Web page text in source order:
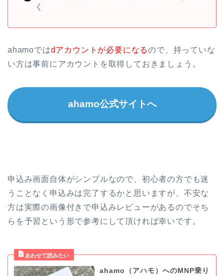
く
ahamoではdアカウントが必要になるので、持っていな
い方は事前にアカウントを取得しておきましょう。
ahamo公式サイトへ
申込み画面自体がシンプルなので、初心者の方でも迷
うことなく申込みは完了するかと思いますが、不安な
方は実際の画像付きで申込みレビューがあるのでそち
らを予習という形で参考にして頂ければ幸いです。
ahamo（アハモ）へのMNP乗り